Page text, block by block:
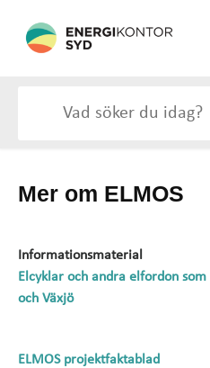
Mer om ELMOS
Informationsmaterial
Elcyklar och andra elfordon
och Växjö
ELMOS projektfaktablad